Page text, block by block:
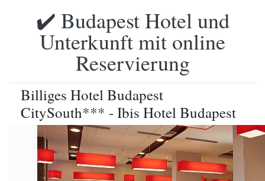
✔️ Budapest Hotel und
Unterkunft mit online
Reservierung
Billiges Hotel Budapest
CitySouth*** - Ibis Hotel Budapest